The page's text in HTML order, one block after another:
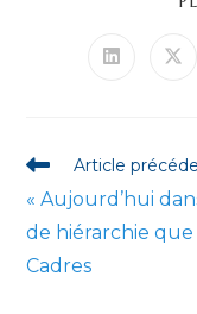
Ouvrir
Read
articles
Article
« Aujourd’hui
de hiérarchie
Cadres